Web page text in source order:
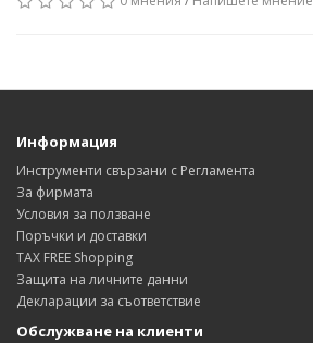
Информация
Инструменти свързани с Регламента
За фирмата
Условия за ползване
Поръчки и доставки
TAX FREE Shopping
Защита на личните данни
Декларации за съответствие
Обслужване на клиенти